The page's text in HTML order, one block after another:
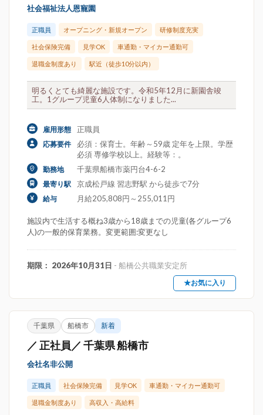
社会福祉法人恩寵園
正職員 オープニング・新規オープン 研修制度充実
社会保険完備 見学OK 車通勤・マイカー通勤可
退職金制度あり 駅近（徒歩10分以内）
明るくとても綺麗な施設です。令和5年12月に新園舎竣
工。1グループ児童6人体制になりました...
雇用形態 正職員
応募要件
必須：保育士。年齢～59歳 定年を上限。学歴
必須 専修学校以上。経験等：。
勤務地 千葉県船橋市薬円台4-6-2
最寄り駅 京成松戸線 習志野駅 から徒歩で7分
給与 月給205,808円～255,011円
施設内で生活する概ね3歳から18歳までの児童(各グループ6
人)の一般的保育業務。変更範囲:変更なし
期限： 2026年10月31日 - 船橋公共職業安定所
★お気に入り
千葉県 船橋市 新着
／ 正社員／ 千葉県 船橋市
会社名非公開
正職員 社会保険完備 見学OK 車通勤・マイカー通勤可
退職金制度あり 高収入・高給料